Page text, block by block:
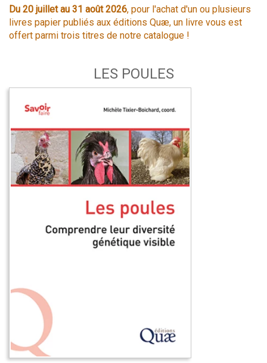
Du 20 juillet au 31 août 2026, pour l'achat d'un ou plusieurs
livres papier publiés aux éditions Quæ, un livre vous est
offert parmi trois titres de notre catalogue !
LES POULES